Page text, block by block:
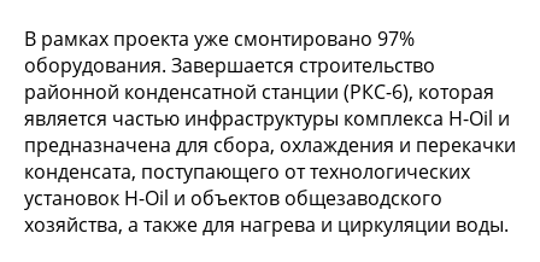
В рамках проекта уже смонтировано 97%
оборудования. Завершается строительство
районной конденсатной станции (РКС-6), которая
является частью инфраструктуры комплекса H-Oil и
предназначена для сбора, охлаждения и перекачки
конденсата, поступающего от технологических
установок H-Oil и объектов общезаводского
хозяйства, а также для нагрева и циркуляции воды.